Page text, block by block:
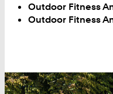
Outdoor Fitness
Outdoor Fitness